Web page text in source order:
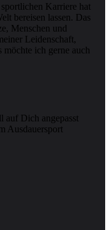
Karriere hat
bereisen lassen. Das
Menschen und
Leidenschaft,
möchte ich gerne auch
auf Dich angepasst
Ausdauersport